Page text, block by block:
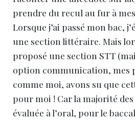
prendre du recul au fur à
Lorsque j’ai passé mon bac,
une section littéraire. Mais
proposé une section STT
option communication, mes
comme moi, avons su que
pour moi ! Car la majorité
évaluée à l’oral, pour le